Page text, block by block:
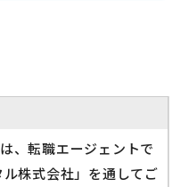
、転職エージェントで
株式会社」を通してご